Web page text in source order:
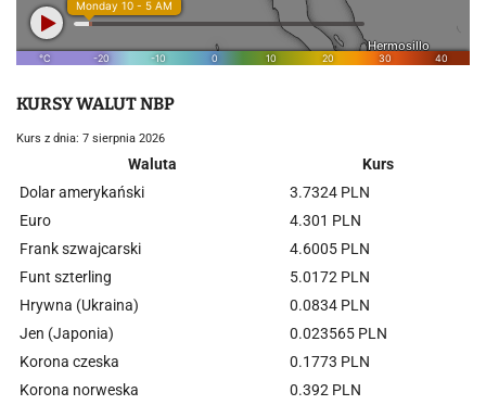
KURSY WALUT NBP
Kurs z dnia: 7 sierpnia 2026
Waluta
Kurs
Dolar amerykański
3.7324 PLN
Euro
4.301 PLN
Frank szwajcarski
4.6005 PLN
Funt szterling
5.0172 PLN
Hrywna (Ukraina)
0.0834 PLN
Jen (Japonia)
0.023565 PLN
Korona czeska
0.1773 PLN
Korona norweska
0.392 PLN